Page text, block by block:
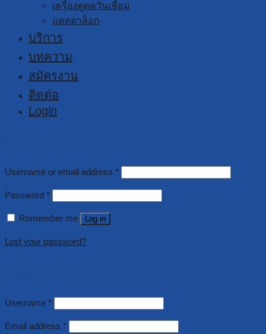
เครื่องดูดควันเชื่อม
แคตตาล็อก
บริการ
บทความ
สมัครงาน
ติดต่อ
Login
Username or email address *
Password *
Remember me Log in
Lost your password?
Username *
Email address *